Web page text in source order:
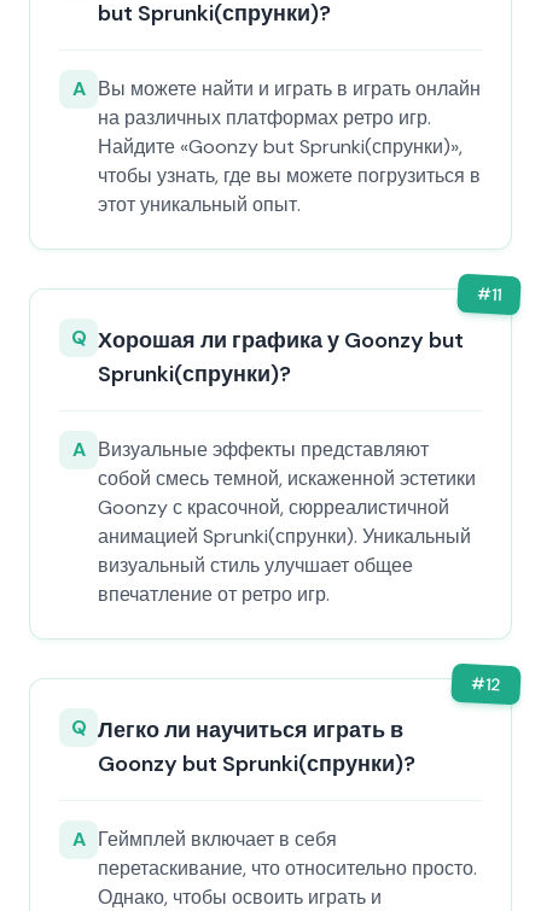
but Sprunki(спрунки)?
A Вы можете найти и играть в играть онлайн
на различных платформах ретро игр.
Найдите «Goonzy but Sprunki(спрунки)»,
чтобы узнать, где вы можете погрузиться в
этот уникальный опыт.
#11
Q Хорошая ли графика у Goonzy but
Sprunki(спрунки)?
A Визуальные эффекты представляют
собой смесь темной, искаженной эстетики
Goonzy с красочной, сюрреалистичной
анимацией Sprunki(спрунки). Уникальный
визуальный стиль улучшает общее
впечатление от ретро игр.
#12
Q Легко ли научиться играть в
Goonzy but Sprunki(спрунки)?
A Геймплей включает в себя
перетаскивание, что относительно просто.
Однако, чтобы освоить играть и